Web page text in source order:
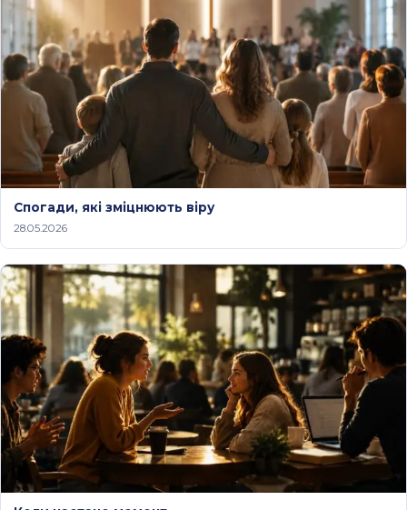
Спогади, які зміцнюють віру
28.05.2026